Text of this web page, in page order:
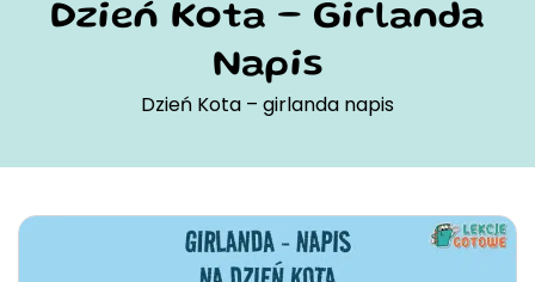
Dzień Kota – Girlanda
Napis
Dzień Kota – girlanda napis